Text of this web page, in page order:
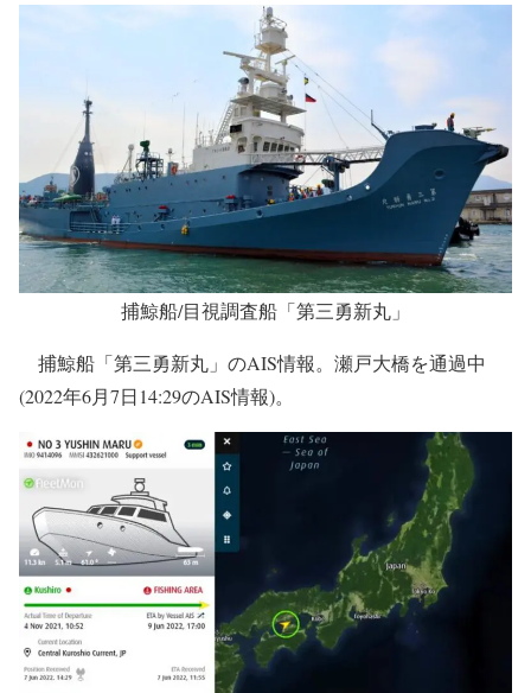
捕鯨船/目視調査船「第三勇新丸」
捕鯨船「第三勇新丸」のAIS情報。瀬戸大橋を通過中
(2022年6月7日14:29のAIS情報)。